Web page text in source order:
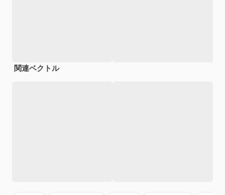
関連ベクトル